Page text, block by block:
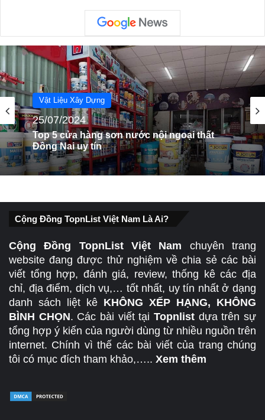
Vật Liệu Xây Dựng
25/07/2024
Top 5 cửa hàng sơn nước nội ngoại thất
Đồng Nai uy tín
Vật Liệu Xây Dựng
26/07/2024
Top 4 Cửa Hàng Sàn Gỗ Công Nghiệp Ở
Bạc Liêu Uy Tín
Cộng Đồng TopnList Việt Nam Là Ai?
Cộng Đồng TopnList Việt Nam chuyên trang
website đang được thử nghiệm về chia sẻ các bài
viết tổng hợp, đánh giá, review, thống kê các địa
chỉ, địa điểm, dịch vụ,… tốt nhất, uy tín nhất ở dạng
danh sách liệt kê KHÔNG XẾP HẠNG, KHÔNG
BÌNH CHỌN. Các bài viết tạiTopnlist dựa trên sự
tổng hợp ý kiến của người dùng từ nhiều nguồn trên
internet. Chính vì thế các bài viết của trang chúng
tôi có mục đích tham khảo,….. Xem thêm